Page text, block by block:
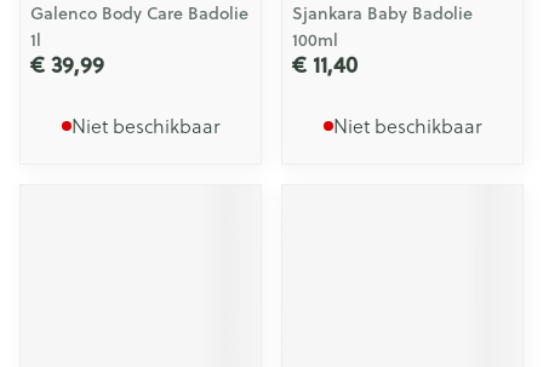
Galenco Body Care Badolie
1l
€ 39,99
Niet beschikbaar
Sjankara Baby Badolie
100ml
€ 11,40
Niet beschikbaar